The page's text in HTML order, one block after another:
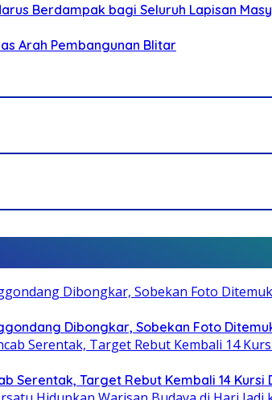
Berdampak bagi Seluruh Lapisan
Arah Pembangunan Blitar
Dibongkar, Sobekan Foto
Serentak, Target Rebut Kembali 14 Kursi